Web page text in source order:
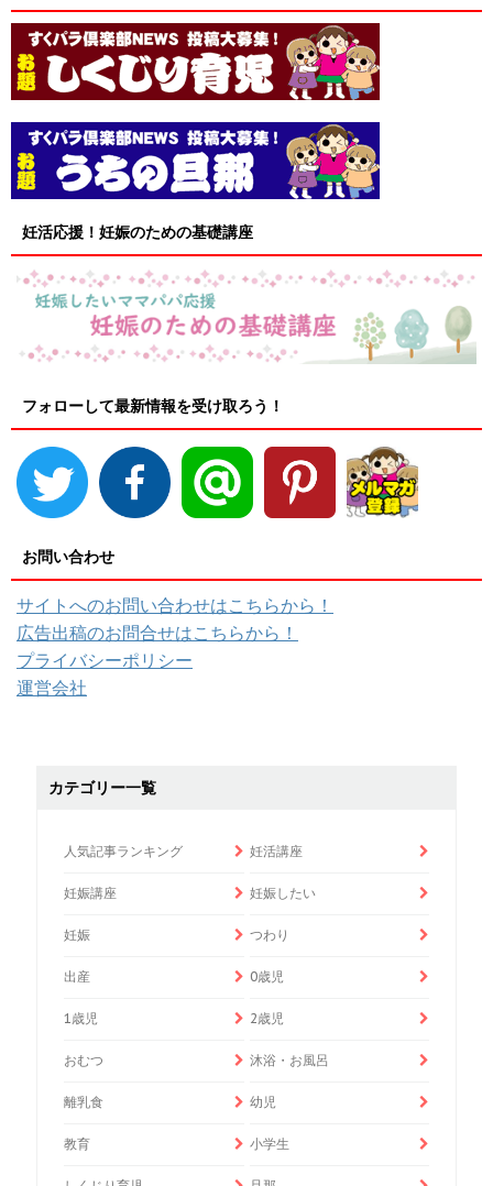
妊活応援！妊娠のための基礎講座
フォローして最新情報を受け取ろう！
お問い合わせ
サイトへのお問い合わせはこちらから！
広告出稿のお問合せはこちらから！
プライバシーポリシー
運営会社
カテゴリー一覧
人気記事ランキング 妊活講座
妊娠講座 妊娠したい
妊娠 つわり
出産 0歳児
1歳児 2歳児
おむつ 沐浴・お風呂
離乳食 幼児
教育 小学生